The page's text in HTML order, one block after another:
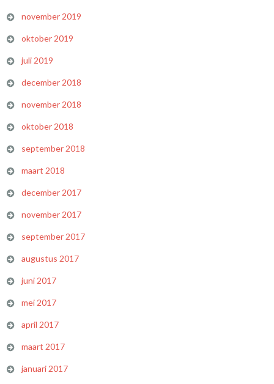
november 2019
oktober 2019
juli 2019
december 2018
november 2018
oktober 2018
september 2018
maart 2018
december 2017
november 2017
september 2017
augustus 2017
juni 2017
mei 2017
april 2017
maart 2017
januari 2017